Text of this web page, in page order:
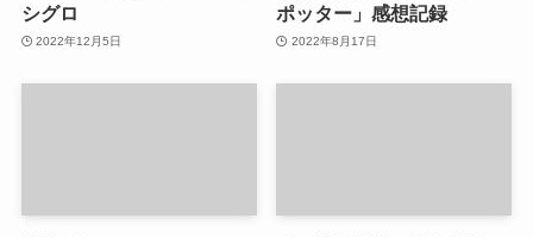
シグロ
2022年12月5日
ポッター」感想記録
2022年8月17日